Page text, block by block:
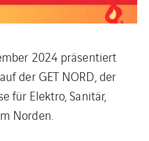
2024 präsentiert
der GET NORD, der
für Elektro, Sanitär,
Norden.